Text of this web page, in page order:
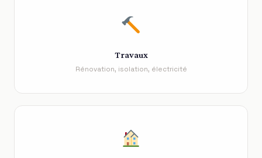
Travaux
Rénovation, isolation, électricité